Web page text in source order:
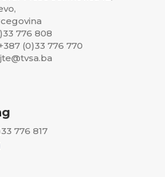
776 808
(0)33 776 770
776 817